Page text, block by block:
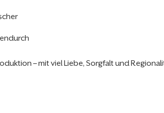
– mit viel Liebe, Sorgfalt und